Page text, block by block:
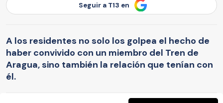
Seguir a T13 en
A los residentes no solo los golpea el hecho de
haber convivido con un miembro del Tren de
Aragua, sino también la relación que tenían con
él.